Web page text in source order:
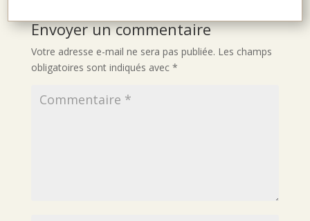
Envoyer un commentaire
Votre adresse e-mail ne sera pas publiée. Les champs
obligatoires sont indiqués avec *